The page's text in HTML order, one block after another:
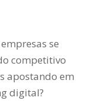
se
competitivo
apostando em
digital?